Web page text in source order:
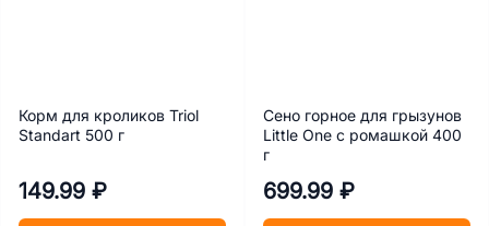
Корм для кроликов Triol
Standart 500 г
149.99 ₽
Сено горное для грызунов
Little One с ромашкой 400
г
699.99 ₽